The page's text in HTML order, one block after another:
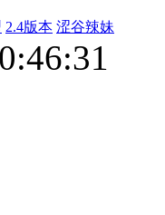
2.4版本 涩谷辣妹